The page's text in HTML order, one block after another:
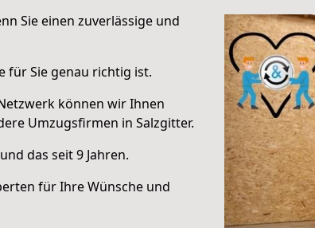
Sie einen zuverlässige und
für Sie genau richtig ist.
können wir Ihnen
Umzugsfirmen in Salzgitter.
das seit 9 Jahren.
für Ihre Wünsche und